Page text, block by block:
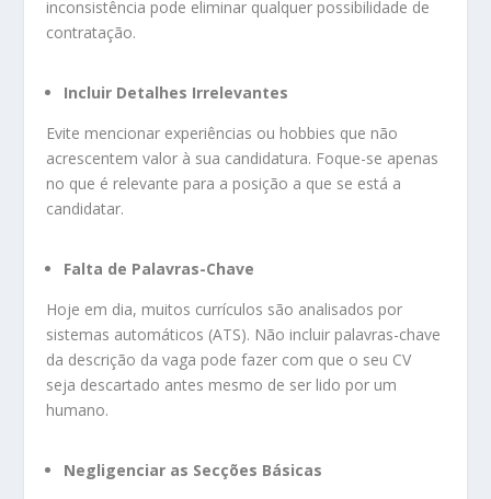
inconsistência pode eliminar qualquer possibilidade de
contratação.
Incluir Detalhes Irrelevantes
Evite mencionar experiências ou hobbies que não
acrescentem valor à sua candidatura. Foque-se apenas
no que é relevante para a posição a que se está a
candidatar.
Falta de Palavras-Chave
Hoje em dia, muitos currículos são analisados por
sistemas automáticos (ATS). Não incluir palavras-chave
da descrição da vaga pode fazer com que o seu CV
seja descartado antes mesmo de ser lido por um
humano.
Negligenciar as Secções Básicas